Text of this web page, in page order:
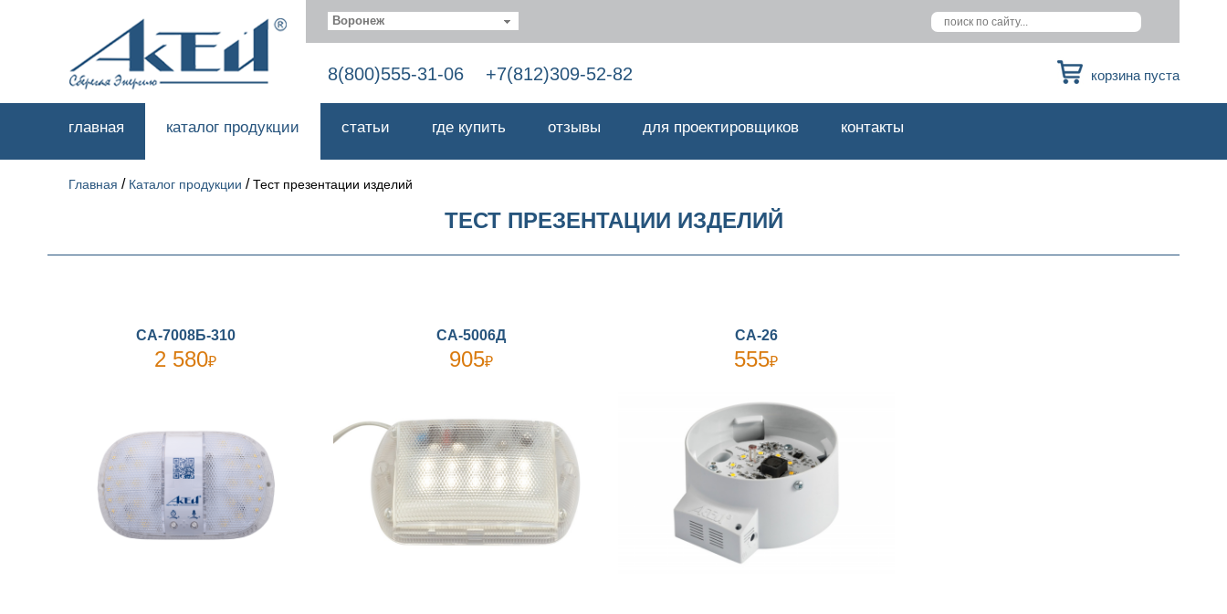
Воронеж
8(800)555-31-06 +7(812)309-52-82 корзина пуста
главная каталог продукции статьи где купить отзывы для проектировщиков контакты
Главная / Каталог продукции /Тест презентации изделий
ТЕСТ ПРЕЗЕНТАЦИИ ИЗДЕЛИЙ
СА-7008Б-310
2 580₽
СА-5006Д
905₽
СА-26
555₽